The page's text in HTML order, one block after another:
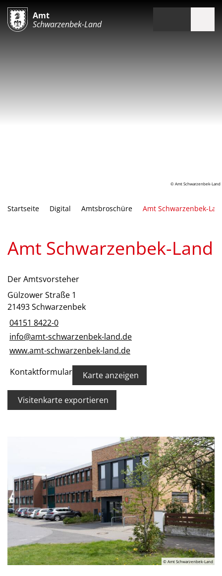
Amt
Schwarzenbek-Land
© Amt Schwarzenbek-Land
Startseite Digital Amtsbroschüre Amt Schwarzenbek-
Amt Schwarzenbek-Land
Der Amtsvorsteher
Gülzower Straße 1
21493 Schwarzenbek
04151 8422-0
info@amt-schwarzenbek-land.de
www.amt-schwarzenbek-land.de
Kontaktformular
Karte anzeigen
Visitenkarte exportieren
© Amt Schwarzenbek-Land